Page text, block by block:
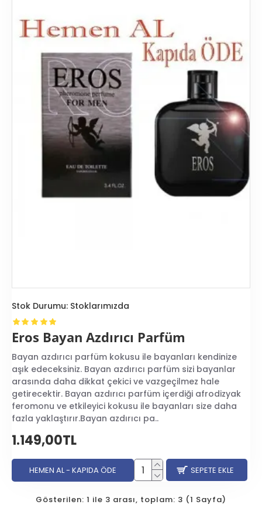
EN İYI AFRODIZYAK PARFÜM ERKEK
MARKALARI
Ferolle For Men
Eros For Men
Tom Ford Oud Wood
YSL La Nuit de L'Homme
Creed Aventus
Chanel Bleu de Chanel
Jean Paul Gaultier Le Male
Armani Code Profumo
Dior Homme Intense
Afrodizyak parfüm kullanımı, bir erkeğin cazibesini
arttırırken, aynı zamanda bir kadını da çekebilir.
kişiliğini ve hatta ruh halini yansıtabilir. Bir afrodizyak
parfüm seçerken, kokuyu denerken sizi etkileyen
notaları not almak iyi bir fikirdir. Bu notlar, seçim
yaparken size yol gösterici olabilir.
Afrodizyak
Parfüm Kadın
Kadınlar için afrodizyak
olan bir parfümdür. Afrodizyak kelimesi, antik Yunan'da
"azyakos" kelimesinden gelmektedir. Bu parfümler,
kadınların kendilerine olan güvenlerini arttırmalarına
insanların dikkatini çekmelerine ve cinsel cazibelerini
Stok Durumu: Stoklarımızda
Eros Bayan Azdırıcı Parfüm
Bayan azdırıcı parfüm kokusu ile bayanları kendinize
aşık edeceksiniz. Bayan azdırıcı parfüm sizi bayanlar
arasında daha dikkat çekici ve vazgeçilmez hale
getirecektir. Bayan azdırıcı parfüm içerdiği afrodizyak
feromonu ve etkileyici kokusu ile bayanları size daha
fazla yaklaştırır.Bayan azdırıcı pa..
1.149,00TL
HEMEN AL - KAPIDA ÖDE SEPETE EKLE
Gösterilen: 1 ile 3 arası, toplam: 3 (1 Sayfa)